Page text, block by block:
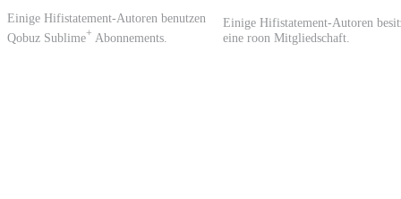
Einige Hifistatement-Autoren benutzen
Qobuz Sublime+ Abonnements.
Einige Hifistatement-Autoren
eine roon Mitgliedschaft.